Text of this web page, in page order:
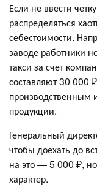
Если не ввести
распределяться
себестоимости.
заводе работники
такси за счет
составляют 30 000
производственным
продукции.
Генеральный
чтобы доехать до
на это — 5 000 ₽,
характер.